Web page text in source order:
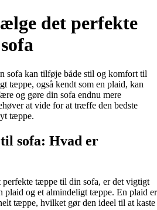
det perfekte
sofa kan tilføje både stil og komfort til
tæppe, også kendt som en plaid, kan
og gøre din sofa endnu mere
at vide for at træffe den bedste
tæppe.
sofa: Hvad er
perfekte tæppe til din sofa, er det vigtigt
plaid og et almindeligt tæppe. En plaid er
tæppe, hvilket gør den ideel til at kaste